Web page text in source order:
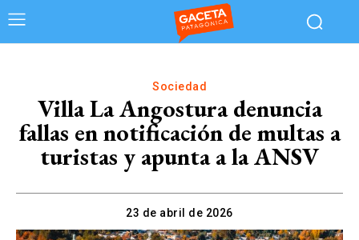
Sociedad
Villa La Angostura denuncia
fallas en notificación de multas a
turistas y apunta a la ANSV
23 de abril de 2026